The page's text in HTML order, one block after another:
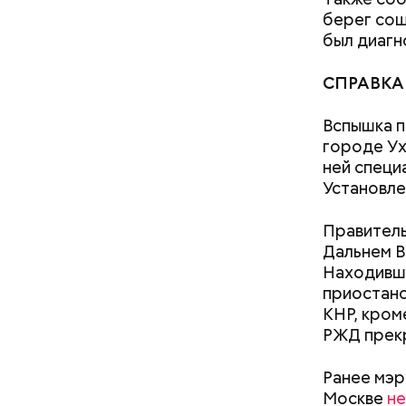
берег
был
Вспышка
городе
ней
Дальнем
КНР,
РЖД
Ранее
Москве
—
его
Многие
политику
стал бы
кормить
Союзное
пор
чем под